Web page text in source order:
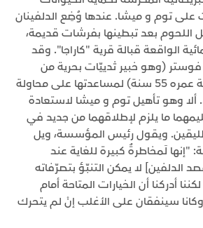
توم و ميشا. عندها وُضِع الدلفينان
اللحوم بعد تبطينها بفرشات قديمة،
الواقعة قبالة قرية "كاراجا". وقد
(وهو خبير ثدييّات بحرية من
مدينة سياتل الأميركية عمره 55 سنة) لمساعدتها على محاولة
وهو تأهيل توم و ميشا لاستعادة
ما يلزم لإطلاقهما من جديد في
ويقول رئيس المؤسسة، ويل
"إنها لَمخاطرةٌ كبيرة للغاية عند
الدلفين] لا يمكن التنبّؤ بتصرّفاته
أدركنا أن الخيارات المتاحة أمام
وكانا سينفقان على الأغلب إنْ لم يتحرك